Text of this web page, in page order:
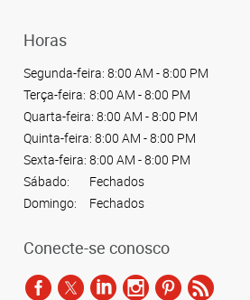
Horas
Segunda-feira: 8:00 AM - 8:00 PM
Terça-feira: 8:00 AM - 8:00 PM
Quarta-feira: 8:00 AM - 8:00 PM
Quinta-feira: 8:00 AM - 8:00 PM
Sexta-feira: 8:00 AM - 8:00 PM
Sábado:
Fechados
Domingo:
Fechados
Conecte-se conosco